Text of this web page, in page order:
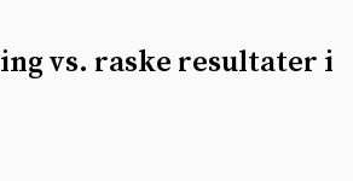
vs. raske resultater i